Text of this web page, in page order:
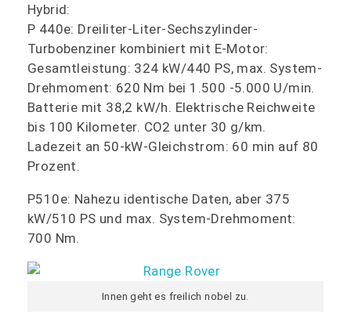
Hybrid:
P 440e: Dreiliter-Liter-Sechszylinder-
Turbobenziner kombiniert mit E-Motor:
Gesamtleistung: 324 kW/440 PS, max. System-
Drehmoment: 620 Nm bei 1.500 -5.000 U/min.
Batterie mit 38,2 kW/h. Elektrische Reichweite
bis 100 Kilometer. CO2 unter 30 g/km.
Ladezeit an 50-kW-Gleichstrom: 60 min auf 80
Prozent.
P510e: Nahezu identische Daten, aber 375
kW/510 PS und max. System-Drehmoment:
700 Nm.
Innen geht es freilich nobel zu.